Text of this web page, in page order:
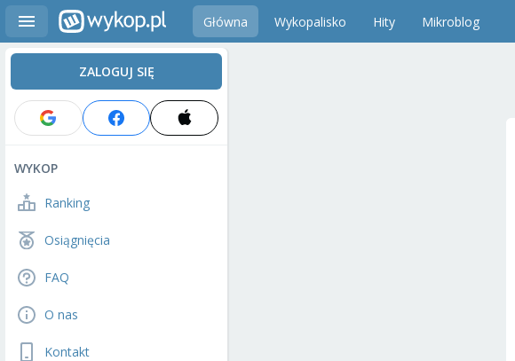
Główna Wykopalisko Hity Mikroblog
ZALOGUJ SIĘ
WYKOP
Ranking
Osiągnięcia
FAQ
O nas
Kontakt